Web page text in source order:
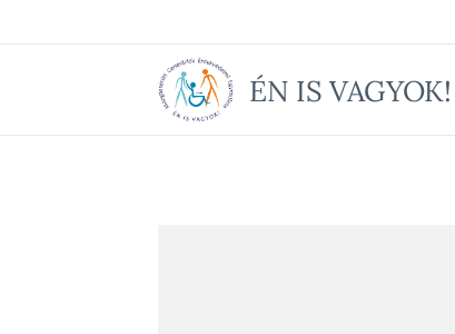
ÉN IS VAGYOK!